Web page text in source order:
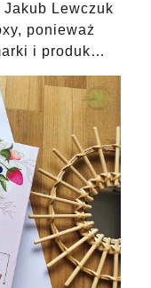
Jakub Lewczuk
ponieważ
i produk…